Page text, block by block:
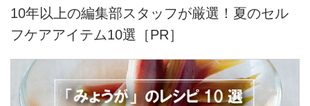
10年以上の編集部スタッフが厳選！夏のセル
フケアアイテム10選［PR］